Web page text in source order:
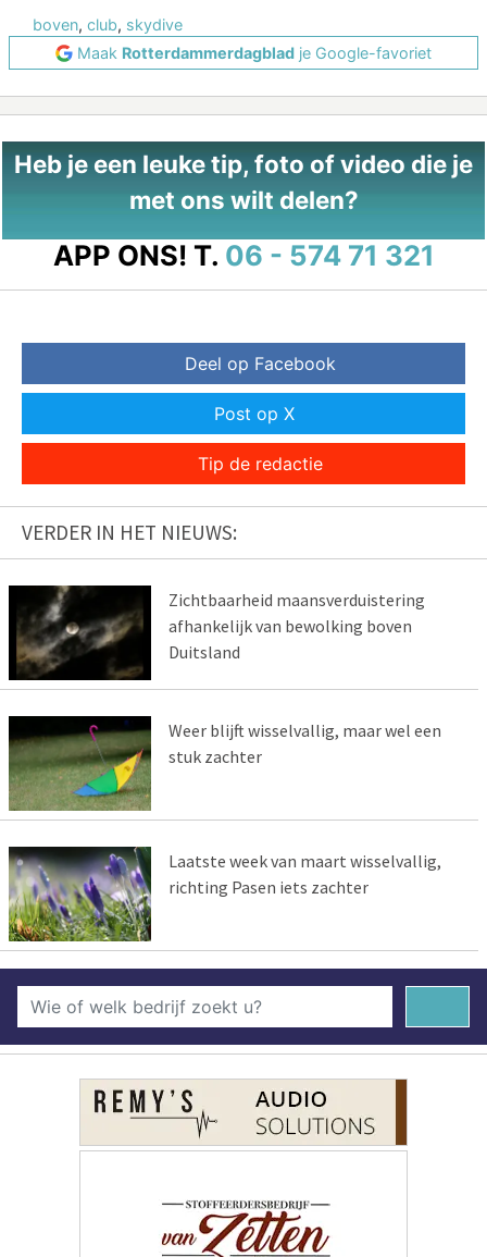
boven, club, skydive
Maak Rotterdammerdagblad je Google-favoriet
Heb je een leuke tip, foto of video die je
met ons wilt delen?
APP ONS! T. 06 - 574 71 321
Deel op Facebook
Post op X
Tip de redactie
VERDER IN HET NIEUWS:
Zichtbaarheid maansverduistering
afhankelijk van bewolking boven
Duitsland
Weer blijft wisselvallig, maar wel een
stuk zachter
Laatste week van maart wisselvallig,
richting Pasen iets zachter